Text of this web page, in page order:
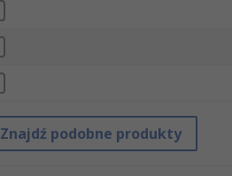
Znajdź podobne produkty